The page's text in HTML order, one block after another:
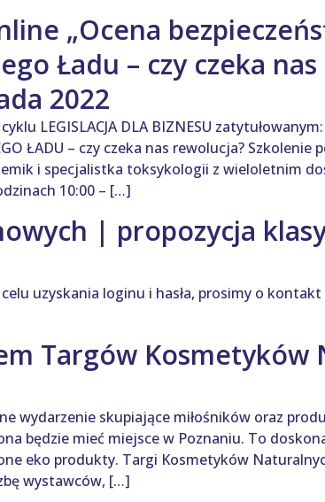
„Ocena
Ładu – czy czeka
2022
LEGISLACJA DLA BIZNESU zatytułowanym:
ŁADU – czy czeka nas rewolucja?
i specjalistka toksykologii z wieloletnim
10:00 – […]
| propozycja
uzyskania loginu i hasła, prosimy o kontakt
Targów
wydarzenie skupiające miłośników oraz
będzie mieć miejsce w Poznaniu. To
eko produkty. Targi Kosmetyków
wystawców, […]